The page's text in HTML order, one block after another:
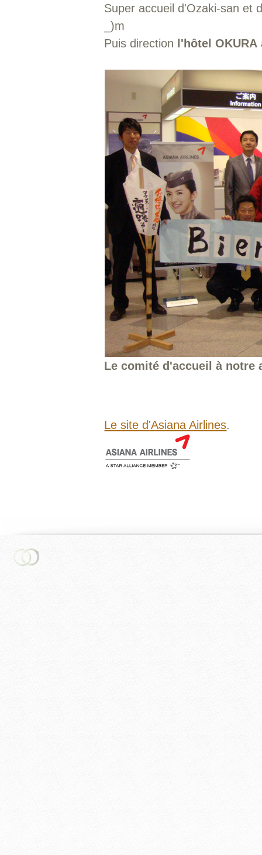
Super accueil d'Ozaki-san et
_)m
Puis direction
l'hôtel OKURA
Le comité d'accueil à notre
Le site d'Asiana Airlines.